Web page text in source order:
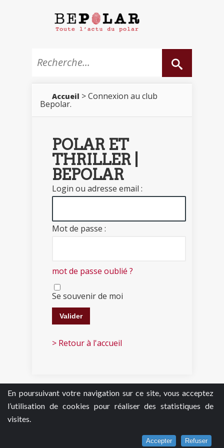
En poursuivant votre navigation sur ce site, vous acceptez
l’utilisation de cookies pour réaliser des statistiques de
visites.
Accepter Refuser
Accueil > Connexion au club
Bepolar.
POLAR ET
THRILLER |
BEPOLAR
Login ou adresse email :
Mot de passe :
mot de passe oublié ?
Se souvenir de moi
> Retour à l'accueil